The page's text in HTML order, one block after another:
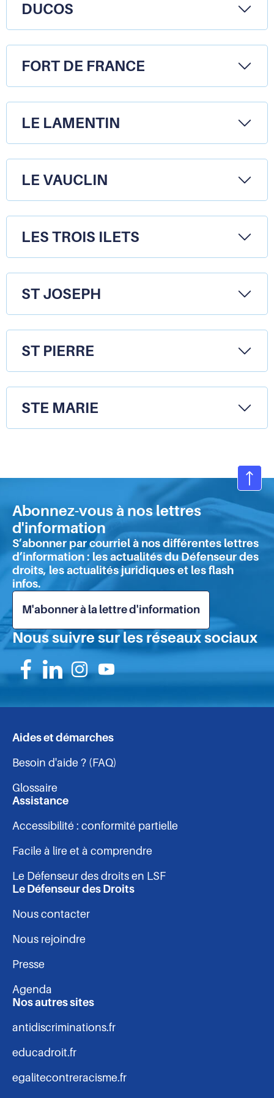
DUCOS
FORT DE FRANCE
LE LAMENTIN
LE VAUCLIN
LES TROIS ILETS
ST JOSEPH
ST PIERRE
STE MARIE
de
Abonnez-vous à nos lettres
d'information
S’abonner par courriel à nos différentes lettres
d’information : les actualités du Défenseur des
droits, les actualités juridiques et les flash
infos.
M'abonner à la lettre d'information
Nous suivre sur les réseaux sociaux
Suivez-
nous
sur
Suivez-
nous
sur
Suivez-
nous
sur
Suivez-
nous
Navigation
-
pied
de
page
Aides et démarches
Besoin d'aide ? (FAQ)
Glossaire
Assistance
Accessibilité : conformité partielle
Facile à lire et à comprendre
Le Défenseur des droits en LSF
Le Défenseur des Droits
Nous contacter
Nous rejoindre
Presse
Agenda
Nos autres sites
antidiscriminations.fr
educadroit.fr
egalitecontreracisme.fr